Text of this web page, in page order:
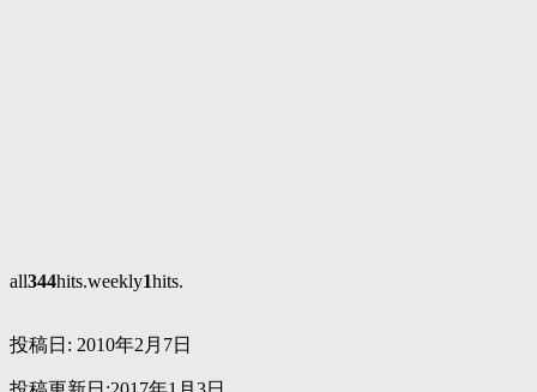
all344hits.weekly1hits.
投稿日: 2010年2月7日